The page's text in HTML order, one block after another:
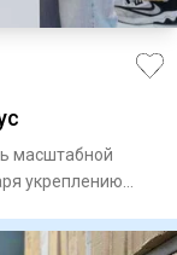
масштабной
укреплению